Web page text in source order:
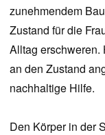
zunehmendem
Zustand für die
Alltag erschweren.
an den Zustand
nachhaltige Hilfe.
Den Körper in der